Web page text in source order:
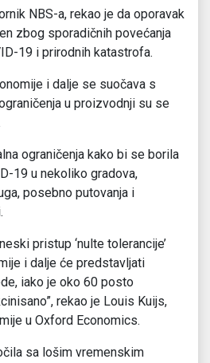
NBS-a, rekao je da oporavak
zbog sporadičnih povećanja
19 i prirodnih katastrofa.
i dalje se suočava s
u proizvodnji su se
ograničenja kako bi se borila
19 u nekoliko gradova,
posebno putovanja i
pristup ‘nulte tolerancije’
i dalje će predstavljati
iako je oko 60 posto
rekao je Louis Kuijs,
u Oxford Economics.
sa lošim vremenskim